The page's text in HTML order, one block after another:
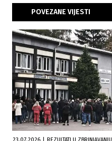
POVEZANE VIJESTI